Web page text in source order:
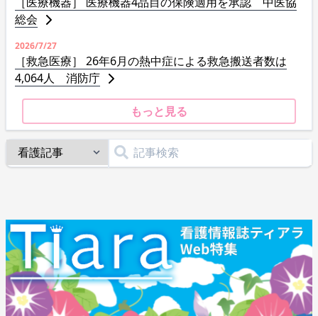
総会
2026/7/27
［救急医療］ 26年6月の熱中症による救急搬送者数は
4,064人 消防庁
もっと見る